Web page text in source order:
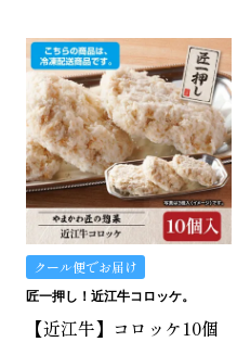
クール便でお届け
匠一押し！近江牛コロッケ。
【近江牛】コロッケ10個